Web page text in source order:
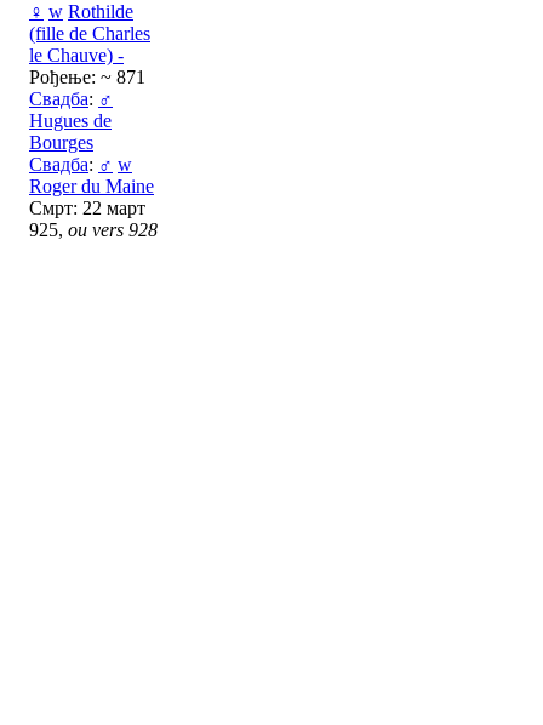
♀ w Rothilde
(fille de Charles
le Chauve) -
Рођење: ~ 871
Свадба: ♂
Hugues de
Bourges
Свадба: ♂ w
Roger du Maine
Смрт: 22 март
925, ou vers 928